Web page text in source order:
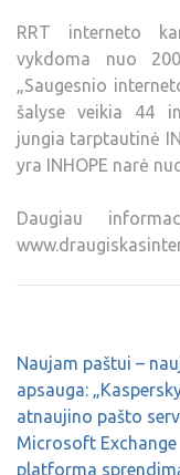
RRT interneto
vykdoma nuo
„Saugesnio
šalyse veikia 44
jungia tarptautinė
yra INHOPE narė
Daugiau
Naujam paštui –
apsauga:
atnaujino pašto
Microsoft Exchange
platforma